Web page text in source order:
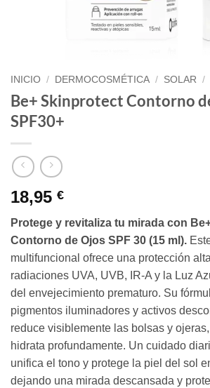
INICIO / DERMOCOSMÉTICA / SOLAR /
Be+ Skinprotect Contorno
SPF30+
18,95 €
Protege y revitaliza tu mirada con
Contorno de Ojos SPF 30 (15 ml).
multifuncional ofrece una protección
radiaciones UVA, UVB, IR-A y la Luz
del envejecimiento prematuro. Su
pigmentos iluminadores y activos
reduce visiblemente las bolsas y
hidrata profundamente. Un cuidado
unifica el tono y protege la piel del sol
dejando una mirada descansada y